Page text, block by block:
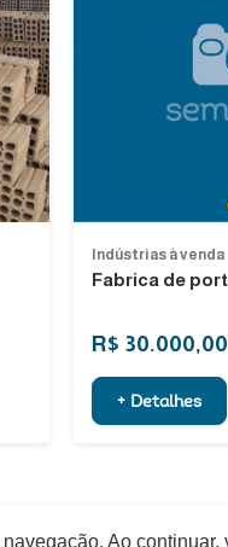
Indústrias à venda
Fabrica de
R$ 30.000,00
+ Detalhes
Ao continuar,